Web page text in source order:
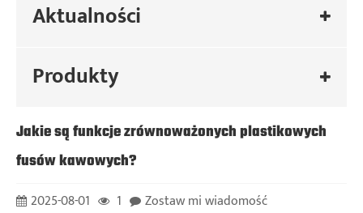
Aktualności
Produkty
Jakie są funkcje zrównoważonych plastikowych
fusów kawowych?
2025-08-01 1
Zostaw mi wiadomość